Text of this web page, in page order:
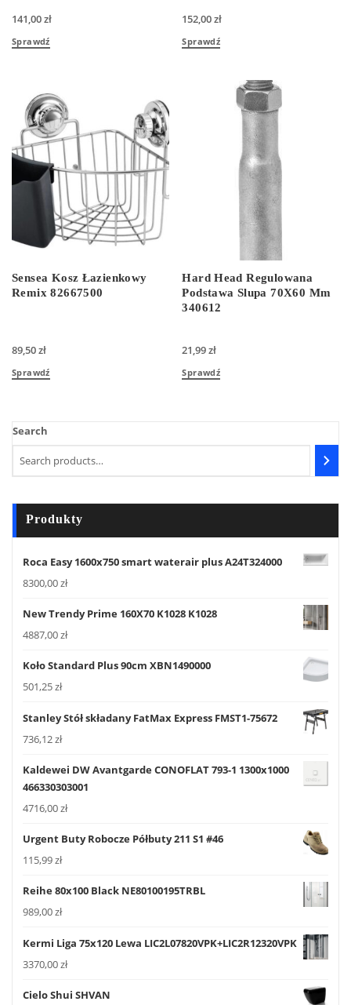
141,00zł
Sprawdź
152,00zł
Sprawdź
Sensea Kosz Łazienkowy
Remix 82667500
89,50zł
Sprawdź
Hard Head Regulowana
Podstawa Slupa 70X60 Mm
340612
21,99zł
Sprawdź
Search
Produkty
Roca Easy 1600x750 smart waterair plus A24T324000
8300,00zł
New Trendy Prime 160X70 K1028 K1028
4887,00zł
Koło Standard Plus 90cm XBN1490000
501,25zł
Stanley Stół składany FatMax Express FMST1-75672
736,12zł
Kaldewei DW Avantgarde CONOFLAT 793-1 1300x1000
466330303001
4716,00zł
Urgent Buty Robocze Półbuty 211 S1 #46
115,99zł
Reihe 80x100 Black NE80100195TRBL
989,00zł
Kermi Liga 75x120 Lewa LIC2L07820VPK+LIC2R12320VPK
3370,00zł
Cielo Shui SHVAN